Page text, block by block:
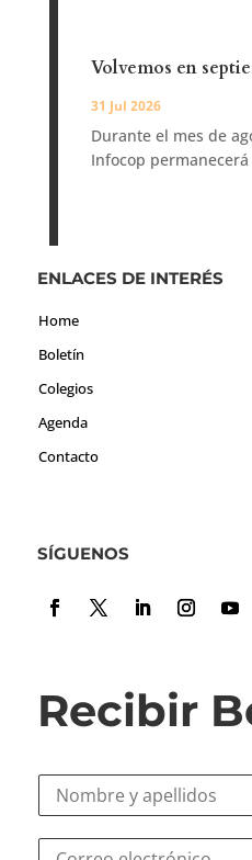
Volvemos en
31 Jul 2026
Durante el mes de
Infocop
ENLACES DE INTERÉS
Home
Boletín
Colegios
Agenda
Contacto
SÍGUENOS
Recibir
N
C
C